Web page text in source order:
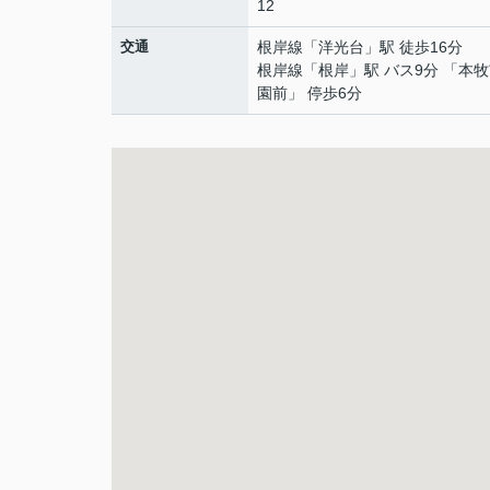
12
交通 根岸線 「洋光台 」駅 徒歩16分
根岸線 「根岸 」駅 バス9分 「本
園前」 停歩6分